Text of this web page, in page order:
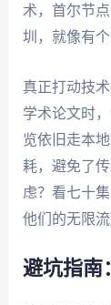
术，首尔节
圳，就像有
真正打动技
学术论文时
览依旧走本
耗，避免了
虑？看七十
他们的无限
避坑指南